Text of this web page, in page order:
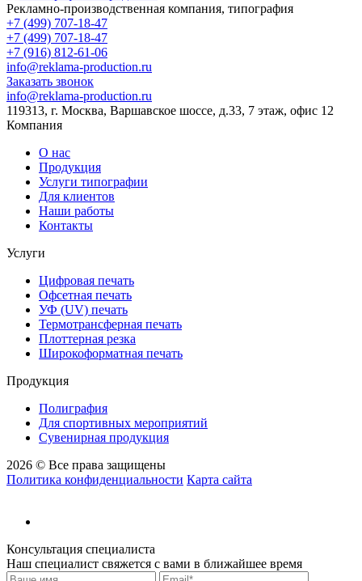
Рекламно-производственная компания, типография
+7 (499) 707-18-47
+7 (499) 707-18-47
+7 (916) 812-61-06
info@reklama-production.ru
Заказать звонок
info@reklama-production.ru
119313, г. Москва, Варшавское шоссе, д.33, 7 этаж, офис 12
Компания
О нас
Продукция
Услуги типографии
Для клиентов
Наши работы
Контакты
Услуги
Цифровая печать
Офсетная печать
УФ (UV) печать
Термотрансферная печать
Плоттерная резка
Широкоформатная печать
Продукция
Полиграфия
Для спортивных мероприятий
Сувенирная продукция
2026 © Все права защищены
Политика конфиденциальности Карта сайта
Консультация специалиста
Наш специалист свяжется с вами в ближайшее время